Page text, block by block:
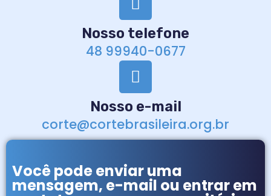
Nosso telefone
48 99940-0677
Nosso e-mail
corte@cortebrasileira.org.br
Você pode enviar uma
mensagem, e-mail ou entrar em